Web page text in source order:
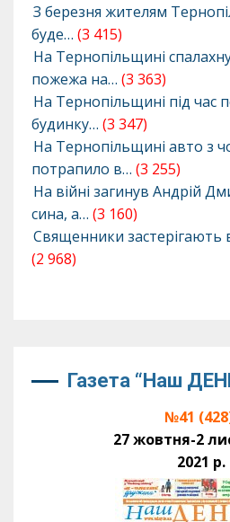
З березня жителям
буде… (3 415)
На Тернопільщині
пожежа на… (3 363)
На Тернопільщині під час
будинку… (3 347)
На Тернопільщині авто з
потрапило в… (3 255)
На війні загинув Андрій
сина, а… (3 160)
Священники застерігають
(2 968)
Газета “Наш
№41
27 жовтня-2
2021 р.